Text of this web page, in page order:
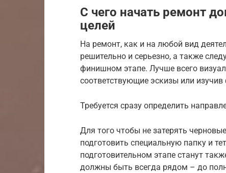
С чего начать ремонт
целей
На ремонт, как и на любой вид
решительно и серьезно, а также
финишном этапе. Лучше всего
соответствующие эскизы или
Требуется сразу определить
Для того чтобы не затерять
подготовить специальную папку и
подготовительном этапе станут
должны быть всегда рядом – до